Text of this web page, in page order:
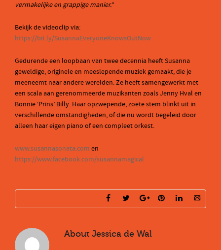
vermakelijke en grappige manier.”
Bekijk de videoclip via:
https://bit.ly/SusannaEveryoneKnowsOutNow
Gedurende een loopbaan van twee decennia heeft Susanna
geweldige, originele en meeslepende muziek gemaakt, die je
meeneemt naar andere werelden. Ze heeft samengewerkt met
een scala aan gerenommeerde muzikanten zoals Jenny Hval en
Bonnie ‘Prins’ Billy. Haar opzwepende, zoete stem blinkt uit in
verschillende omstandigheden, of die nu wordt begeleid door
alleen haar eigen piano of een compleet orkest.
www.susannasonata.com en
https://www.facebook.com/susannamagical
About Jessica de Wal